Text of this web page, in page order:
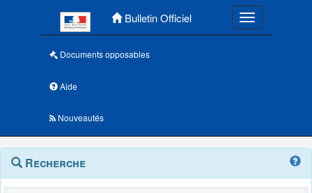
Bulletin Officiel Toggle
Documents opposables
Aide
Nouveautés
Navigation
outils
Menu
contextuel
Recherche